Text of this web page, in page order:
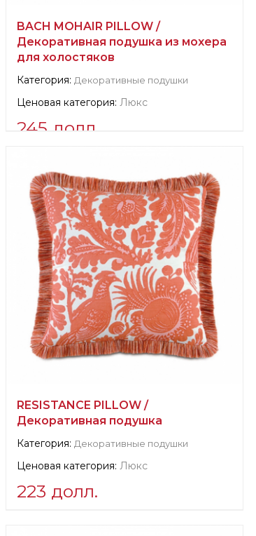
BACH MOHAIR PILLOW /
Декоративная подушка из мохера
для холостяков
Категория: Декоративные подушки
Ценовая категория: Люкс
245 долл.
verified company
Scalamandre
Производитель:США, Elizabeth
RESISTANCE PILLOW /
Декоративная подушка
Категория: Декоративные подушки
Ценовая категория: Люкс
223 долл.